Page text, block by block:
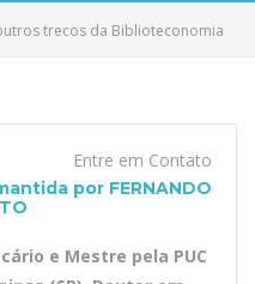
trecos da Biblioteconomia
Entre em Contato
por FERNANDO
e Mestre pela PUC